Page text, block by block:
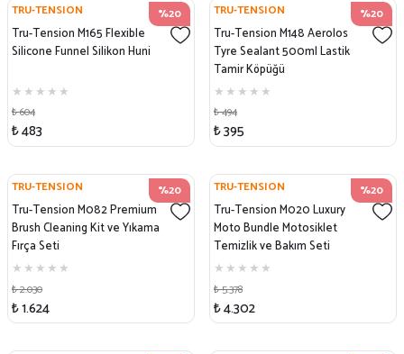
%20
TRU-TENSION
Tru-Tension M165 Flexible
Silicone Funnel Silikon Huni
₺ 604
₺ 483
%20
TRU-TENSION
Tru-Tension M148 Aerolos
Tyre Sealant 500ml Lastik
Tamir Köpüğü
₺ 494
₺ 395
%20
TRU-TENSION
Tru-Tension M082 Premium
Brush Cleaning Kit ve Yıkama
Fırça Seti
₺ 2.030
₺ 1.624
%20
TRU-TENSION
Tru-Tension M020 Luxury
Moto Bundle Motosiklet
Temizlik ve Bakım Seti
₺ 5.378
₺ 4.302